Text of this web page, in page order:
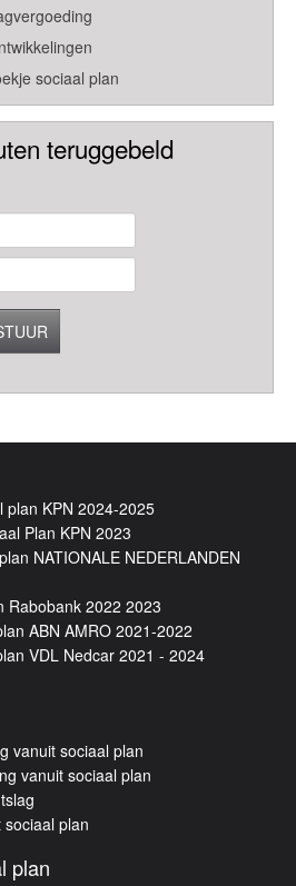
sociaal plan
teruggebeld
plan KPN 2024-2025
Plan KPN 2023
NATIONALE NEDERLANDEN
Rabobank 2022 2023
ABN AMRO 2021-2022
VDL Nedcar 2021 - 2024
vanuit sociaal plan
vanuit sociaal plan
plan
plan